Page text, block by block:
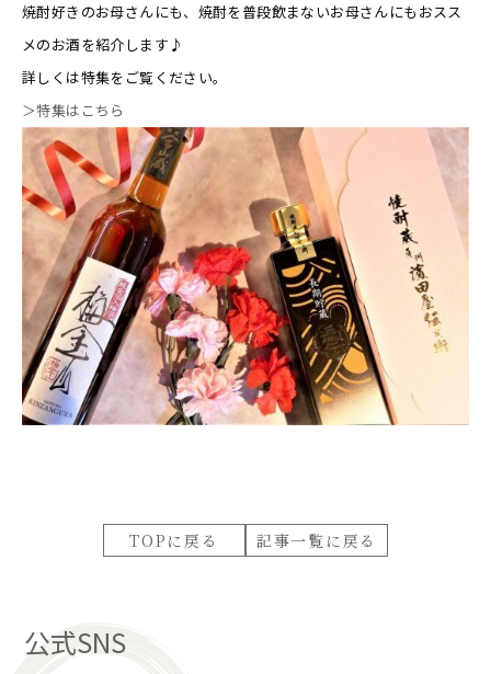
焼酎好きのお母さんにも、焼酎を普段飲まないお母さんにもおスス
メのお酒を紹介します♪
詳しくは特集をご覧ください。
＞特集はこちら
TOPに戻る 記事一覧に戻る
公式SNS